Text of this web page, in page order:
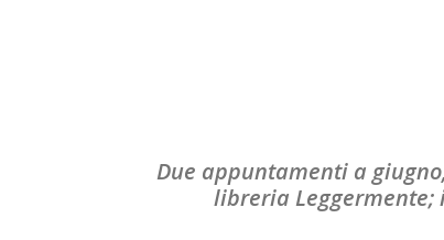
Due appuntamenti a
libreria Leggermente;